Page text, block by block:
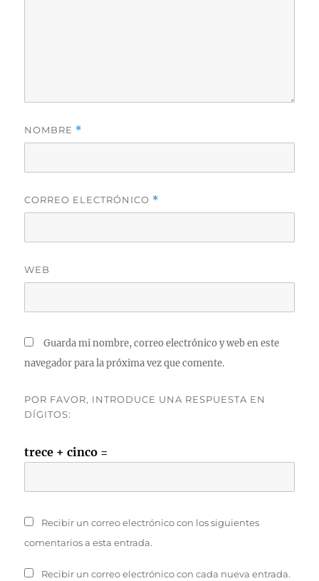
NOMBRE *
CORREO ELECTRÓNICO *
WEB
Guarda mi nombre, correo electrónico y web en este
navegador para la próxima vez que comente.
POR FAVOR, INTRODUCE UNA RESPUESTA EN
DÍGITOS:
trece + cinco =
Recibir un correo electrónico con los siguientes
comentarios a esta entrada.
Recibir un correo electrónico con cada nueva entrada.